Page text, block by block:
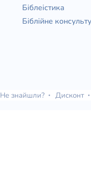
Біблеістика
Біблійне
Не знайшли? Дисконт